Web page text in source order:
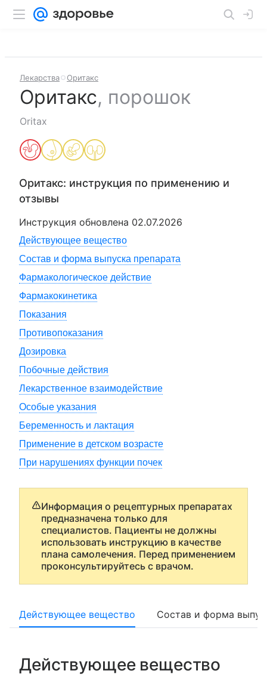
Лекарства Оритакс
Оритакс, порошок
Oritax
Оритакс: инструкция по применению и
отзывы
Инструкция обновлена 02.07.2026
Действующее вещество
Состав и форма выпуска препарата
Фармакологическое действие
Фармакокинетика
Показания
Противопоказания
Дозировка
Побочные действия
Лекарственное взаимодействие
Особые указания
Беременность и лактация
Применение в детском возрасте
При нарушениях функции почек
Информация о рецептурных препаратах
предназначена только для
специалистов. Пациенты не должны
использовать инструкцию в качестве
плана самолечения. Перед применением
проконсультируйтесь с врачом.
Действующее вещество Состав и форма
Действующее вещество